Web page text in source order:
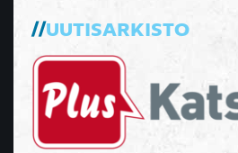
UUTISARKISTO